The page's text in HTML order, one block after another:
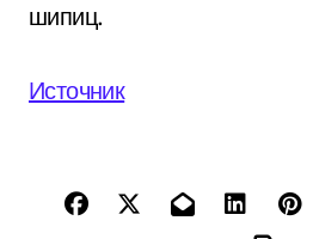
шипиц.
Источник